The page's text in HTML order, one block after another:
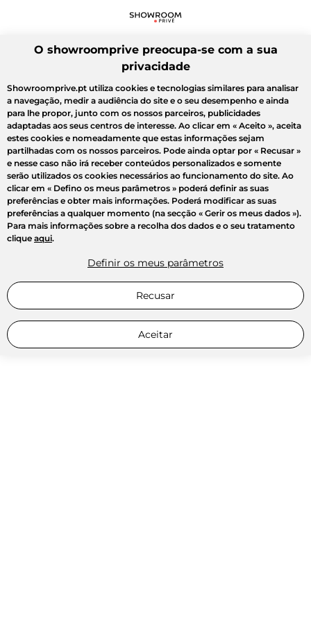
O showroomprive preocupa-se com a sua
privacidade
Showroomprive.pt utiliza cookies e tecnologias similares para analisar
a navegação, medir a audiência do site e o seu desempenho e ainda
para lhe propor, junto com os nossos parceiros, publicidades
adaptadas aos seus centros de interesse. Ao clicar em « Aceito », aceita
estes cookies e nomeadamente que estas informações sejam
partilhadas com os nossos parceiros. Pode ainda optar por « Recusar »
e nesse caso não irá receber conteúdos personalizados e somente
serão utilizados os cookies necessários ao funcionamento do site. Ao
clicar em « Defino os meus parâmetros » poderá definir as suas
preferências e obter mais informações. Poderá modificar as suas
preferências a qualquer momento (na secção « Gerir os meus dados »).
Para mais informações sobre a recolha dos dados e o seu tratamento
clique aqui.
Definir os meus parâmetros
Recusar
Aceitar